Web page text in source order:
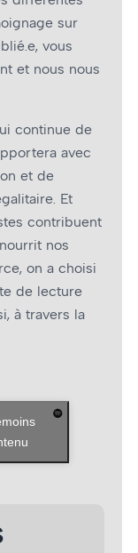
sur
vous
et nous nous
continue de
avec
et de
Et
contribuent
nos
on a choisi
de lecture
à travers la